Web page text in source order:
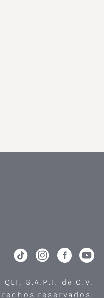
S.A.P.I. de C.V.
reservados.